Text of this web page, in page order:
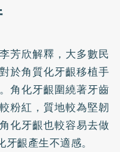
芳欣解釋，大多數民
於角質化牙齦移植手
角化牙齦圍繞著牙齒
粉紅，質地較為堅韌
化牙齦也較容易去做
齦產生不適感。